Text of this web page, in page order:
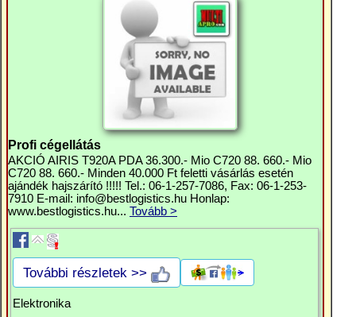
Profi cégellátás
AKCIÓ AIRIS T920A PDA 36.300.- Mio C720 88. 660.- Mio
C720 88. 660.- Minden 40.000 Ft feletti vásárlás esetén
ajándék hajszárító !!!!! Tel.: 06-1-257-7086, Fax: 06-1-253-
7910 E-mail: info@bestlogistics.hu Honlap:
www.bestlogistics.hu... Tovább >
További részletek >>
Elektronika